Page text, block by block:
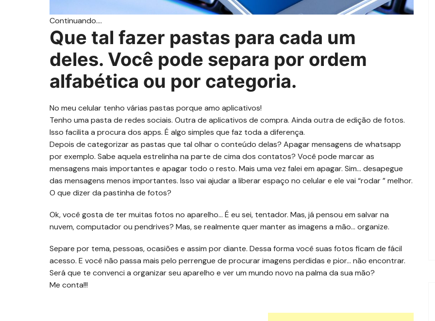
Continuando….
Que tal fazer pastas para cada um
deles. Você pode separa por ordem
alfabética ou por categoria.
No meu celular tenho várias pastas porque amo aplicativos!
Tenho uma pasta de redes sociais. Outra de aplicativos de compra. Ainda outra de edição de fotos.
Isso facilita a procura dos apps. É algo simples que faz toda a diferença.
Depois de categorizar as pastas que tal olhar o conteúdo delas? Apagar mensagens de whatsapp
por exemplo. Sabe aquela estrelinha na parte de cima dos contatos? Você pode marcar as
mensagens mais importantes e apagar todo o resto. Mais uma vez falei em apagar. Sim… desapegue
das mensagens menos importantes. Isso vai ajudar a liberar espaço no celular e ele vai “rodar ” melhor.
O que dizer da pastinha de fotos?
Ok, você gosta de ter muitas fotos no aparelho… É eu sei, tentador. Mas, já pensou em salvar na
nuvem, computador ou pendrives? Mas, se realmente quer manter as imagens a mão… organize.
Separe por tema, pessoas, ocasiões e assim por diante. Dessa forma você suas fotos ficam de fácil
acesso. E você não passa mais pelo perrengue de procurar imagens perdidas e pior… não encontrar.
Será que te convenci a organizar seu aparelho e ver um mundo novo na palma da sua mão?
Me conta!!!